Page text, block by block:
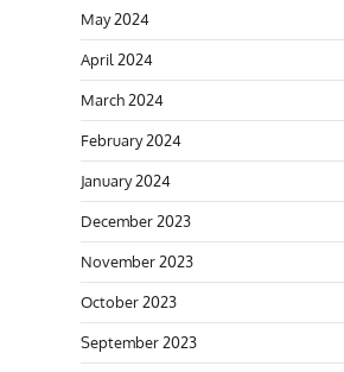
May 2024
April 2024
March 2024
February 2024
January 2024
December 2023
November 2023
October 2023
September 2023